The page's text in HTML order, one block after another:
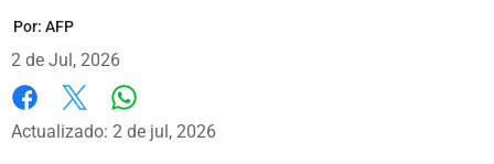
Por: AFP
2 de Jul, 2026
Facebook
X
Actualizado: 2 de jul, 2026